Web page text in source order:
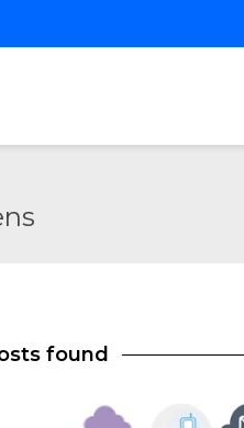
found